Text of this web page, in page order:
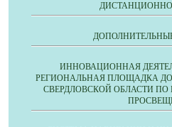
ИННОВАЦИОННАЯ
РЕГИОНАЛЬНАЯ ПЛОЩАДКА
СВЕРДЛОВСКОЙ ОБЛАСТИ